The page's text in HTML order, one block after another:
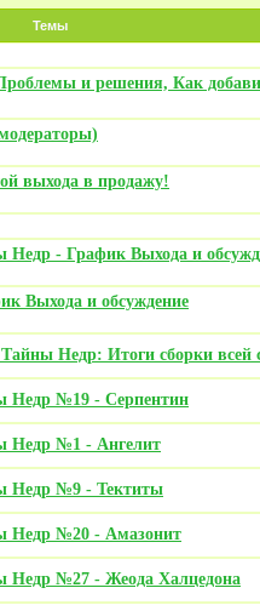
Темы
и решения, Как
выхода в продажу!
- График Выхода и
Выхода и обсуждение
Недр: Итоги сборки всей
№19 - Серпентин
Недр №1 - Ангелит
Недр №9 - Тектиты
Недр №20 - Амазонит
№27 - Жеода Халцедона